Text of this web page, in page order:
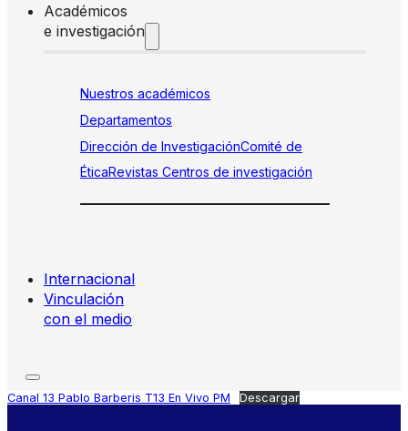
Académicos
e investigación
Nuestros académicos
Departamentos
Dirección de InvestigaciónComité de
ÉticaRevistas Centros de investigación
Internacional
Vinculación
con el medio
Canal 13 Pablo Barberis T13 En Vivo PM Descargar